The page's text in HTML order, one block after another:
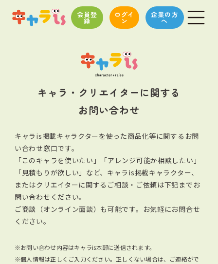
会員登
録
ログイ
ン
企業の方
へ
キャラ・クリエイターに関する
お問い合わせ
キャラis掲載キャラクターを使った商品化等に関するお問
い合わせ窓口です。
「このキャラを使いたい」「アレンジ可能か相談したい」
「見積もりが欲しい」など、キャラis掲載キャラクター、
またはクリエイターに関する ご相談・ご依頼は下記までお
問い合わせください。
ご商談（オンライン面談）も可能です。お気軽にお問合せ
ください。
※お問い合わせ内容はキャラis本部に送信されます。
※個人情報は正しくご入力ください。正しくない場合は、ご連絡がで